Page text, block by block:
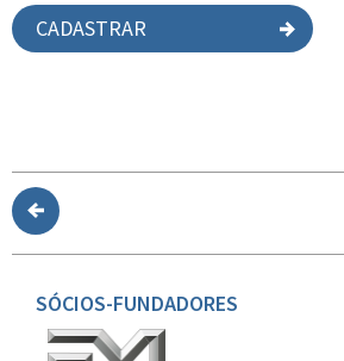
CADASTRAR
SÓCIOS-FUNDADORES